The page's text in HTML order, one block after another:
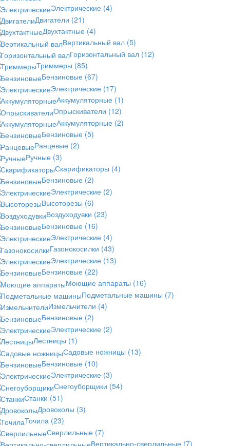
Электрические (4)
Двигатели (21)
Двухтактные (4)
Вертикальный вал (5)
Горизонтальный вал (12)
Триммеры (85)
Бензиновые (67)
Электрические (17)
Аккумуляторные (1)
Опрыскиватели (12)
Аккумуляторные (2)
Бензиновые (5)
Ранцевые (2)
Ручные (3)
Скарификаторы (4)
Бензиновые (2)
Электрические (2)
Высоторезы (6)
Воздуходувки (23)
Бензиновые (16)
Электрические (4)
Газонокосилки (43)
Электрические (13)
Бензиновые (22)
Моющие аппараты (16)
Подметальные машины (7)
Измельчители (4)
Бензиновые (2)
Электрические (2)
Лестницы (1)
Садовые ножницы (13)
Бензиновые (10)
Электрические (3)
Снегоуборщики (54)
Станки (51)
Дровоколы (3)
Точила (23)
Сверлильные (7)
Вертикально-сверлильные (7)